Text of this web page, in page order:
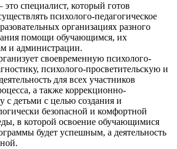
специалист, который готов
психолого-педагогическое
организациях разного
помощи обучающимся, их
и администрации.
своевременную психолого-
психолого-просветительскую и
для всех участников
а также коррекционно-
с детьми с целью создания и
безопасной и комфортной
в которой освоение обучающимися
будет успешным, а деятельность